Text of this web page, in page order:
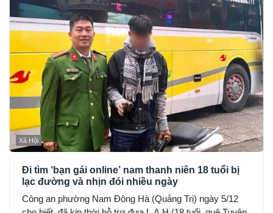
Xã Hội
Đi tìm ‘bạn gái online’ nam thanh niên 18 tuổi bị
lạc đường và nhịn đói nhiều ngày
Công an phường Nam Đông Hà (Quảng Trị) ngày 5/12